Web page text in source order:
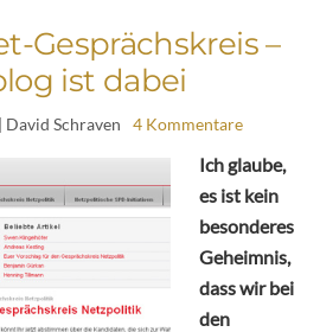
Gesprächskreis –
ist dabei
Schraven 4 Kommentare
Ich glaube,
es ist kein
besonderes
Geheimnis,
dass wir bei
den